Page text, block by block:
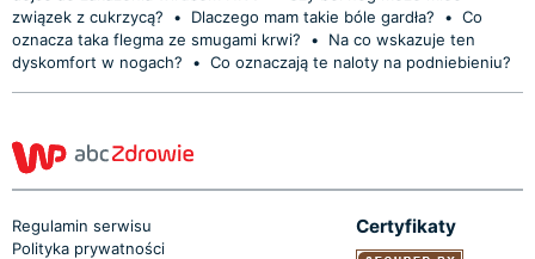
związek z cukrzycą?
• Dlaczego mam takie bóle gardła? • Co
oznacza taka flegma ze smugami krwi?
•
Na co wskazuje ten
dyskomfort w nogach?
• Co oznaczają te naloty na podniebieniu?
Regulamin serwisu
Polityka prywatności
Certyfikaty